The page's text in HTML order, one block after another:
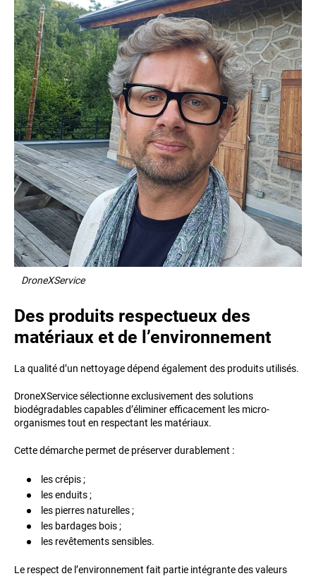
DroneXService
Des produits respectueux des
matériaux et de l’environnement
La qualité d’un nettoyage dépend également des produits utilisés.
DroneXService sélectionne exclusivement des solutions
biodégradables capables d’éliminer efficacement les micro-
organismes tout en respectant les matériaux.
Cette démarche permet de préserver durablement :
les crépis ;
les enduits ;
les pierres naturelles ;
les bardages bois ;
les revêtements sensibles.
Le respect de l’environnement fait partie intégrante des valeurs